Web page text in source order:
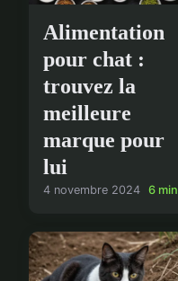
Alimentation
pour chat :
trouvez la
meilleure
marque pour
lui
4 novembre 2024 6 min